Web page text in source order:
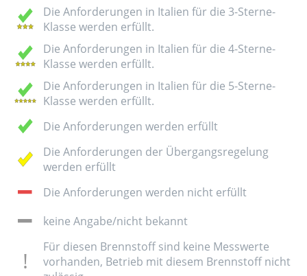
Die Anforderungen in Italien für die 3-Sterne-
Klasse werden erfüllt.
Die Anforderungen in Italien für die 4-Sterne-
Klasse werden erfüllt.
Die Anforderungen in Italien für die 5-Sterne-
Klasse werden erfüllt.
Die Anforderungen werden erfüllt
Die Anforderungen der Übergangsregelung
werden erfüllt
Die Anforderungen werden nicht erfüllt
keine Angabe/nicht bekannt
Für diesen Brennstoff sind keine Messwerte
vorhanden, Betrieb mit diesem Brennstoff nicht